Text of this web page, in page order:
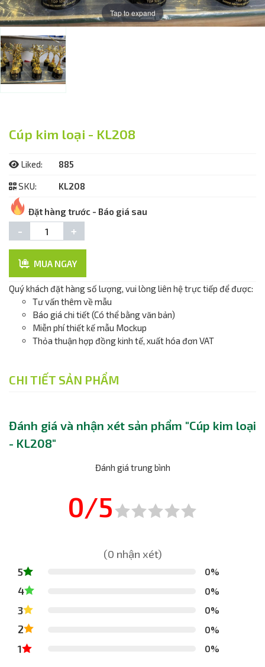
Tap to expand
Cúp kim loại - KL208
Liked: 885
SKU: KL208
Đặt hàng trước - Báo giá sau
- +
MUA NGAY
Quý khách đặt hàng số lượng, vui lòng liên hệ trực tiếp để được:
Tư vấn thêm về mẫu
Báo giá chi tiết (Có thể bằng văn bản)
Miễn phí thiết kế mẫu Mockup
Thỏa thuận hợp đồng kinh tế, xuất hóa đơn VAT
CHI TIẾT SẢN PHẨM
Đánh giá và nhận xét sản phẩm "Cúp kim loại
- KL208"
Đánh giá trung bình
0/5
(0 nhận xét)
5 0%
4 0%
3 0%
2 0%
1 0%